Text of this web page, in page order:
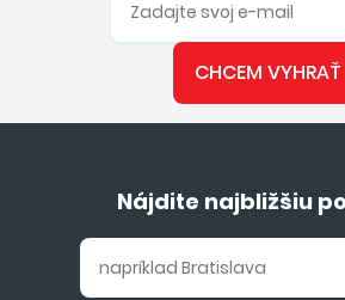
CHCEM VYHRAŤ
Nájdite najbližšiu